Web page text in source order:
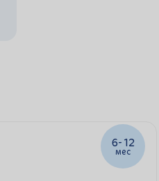
решения о выборе
Предупреждение:
6-12
мес